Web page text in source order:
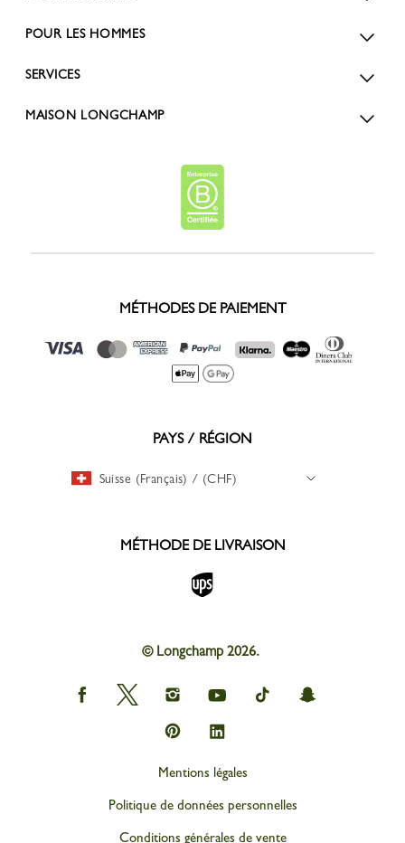
POUR LES HOMMES
SERVICES
MAISON LONGCHAMP
MÉTHODES DE PAIEMENT
PAYS / RÉGION
Suisse (Français) / (CHF)
MÉTHODE DE LIVRAISON
© Longchamp 2026.
Longchamp
on
Longchamp
on
Longchamp
on
Instagram
Longchamp
on
youtube
Longchamp
on
Longchamp
on
Longchamp
on
Longchamp
on
Mentions légales
Politique de données personnelles
Conditions générales de vente